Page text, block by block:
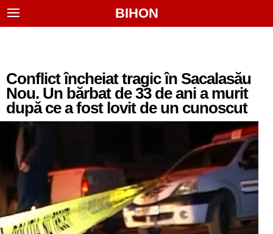
BIHON
Conflict încheiat tragic în Sacalasău
Nou. Un bărbat de 33 de ani a murit
după ce a fost lovit de un cunoscut